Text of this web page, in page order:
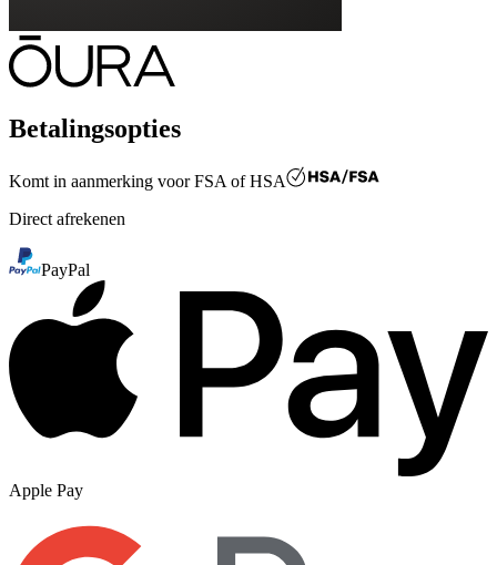
Betalingsopties
Komt in aanmerking voorFSA of HSA
Direct afrekenen
PayPal
Apple Pay